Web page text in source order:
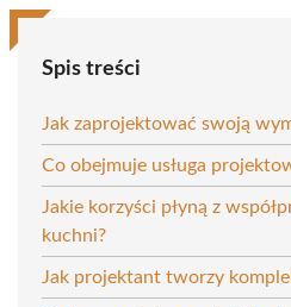
Spis treści
Jak zaprojektować swoją
Co obejmuje usługa
Jakie korzyści płyną z
kuchni?
Jak projektant tworzy